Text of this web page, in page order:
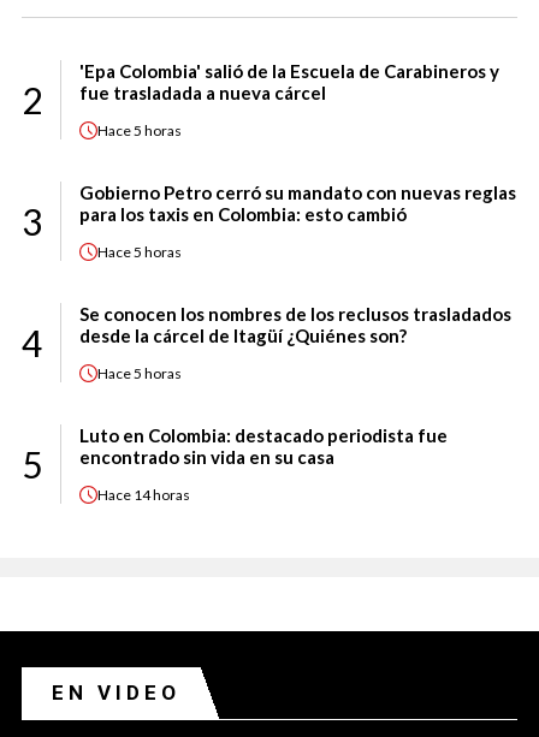
2
'Epa Colombia' salió de la Escuela de Carabineros y
fue trasladada a nueva cárcel
Hace5 horas
3
Gobierno Petro cerró su mandato con nuevas reglas
para los taxis en Colombia: esto cambió
Hace5 horas
4
Se conocen los nombres de los reclusos trasladados
desde la cárcel de Itagüí ¿Quiénes son?
Hace5 horas
5
Luto en Colombia: destacado periodista fue
encontrado sin vida en su casa
Hace 14 horas
EN VIDEO